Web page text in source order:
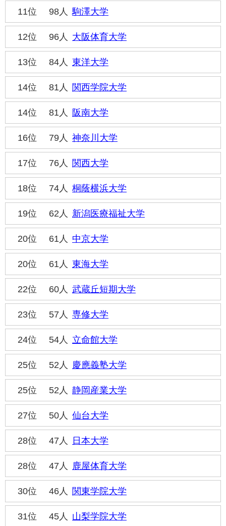
11位 98人 駒澤大学
12位 96人 大阪体育大学
13位 84人 東洋大学
14位 81人 関西学院大学
14位 81人 阪南大学
16位 79人 神奈川大学
17位 76人 関西大学
18位 74人 桐蔭横浜大学
19位 62人 新潟医療福祉大学
20位 61人 中京大学
20位 61人 東海大学
22位 60人 武蔵丘短期大学
23位 57人 専修大学
24位 54人 立命館大学
25位 52人 慶應義塾大学
25位 52人 静岡産業大学
27位 50人 仙台大学
28位 47人 日本大学
28位 47人 鹿屋体育大学
30位 46人 関東学院大学
31位 45人 山梨学院大学